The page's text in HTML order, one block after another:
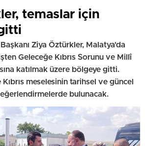
temaslar için
Ziya Öztürkler, Malatya'da
Geleceğe Kıbrıs Sorunu ve Millî
katılmak üzere bölgeye gitti.
meselesinin tarihsel ve güncel
bulunacak.